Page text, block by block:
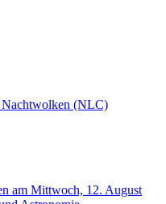
Nachtwolken (NLC)
am Mittwoch, 12. August